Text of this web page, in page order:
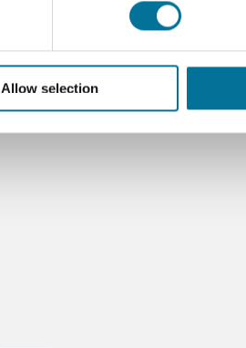
Allow selection